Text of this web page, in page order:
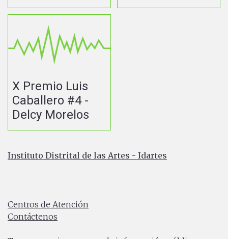
X Premio Luis
Caballero #4 -
Delcy Morelos
Instituto Distrital de las Artes - Idartes
Centros de Atención
Contáctenos